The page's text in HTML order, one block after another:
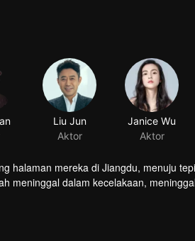
halaman mereka di Jiangdu, menuju
meninggal dalam kecelakaan,
kerasnya kehidupan?